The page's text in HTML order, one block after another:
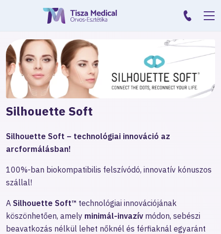
Silhouette Soft
Silhouette Soft – technológiai innováció az
arcformálásban!
100%-ban biokompatibilis felszívódó, innovatív kónuszos
szállal!
A Silhouette Soft™ technológiai innovációjának
köszönhetően, amely minimál-invazív módon, sebészi
beavatkozás nélkül lehet nőknél és férfiaknál egyaránt